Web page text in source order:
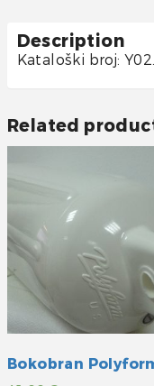
Description
Kataloški broj:
Related
Bokobran